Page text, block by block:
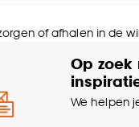
kan aanpassen,
of afhalen in de
Op zoek
We helpen